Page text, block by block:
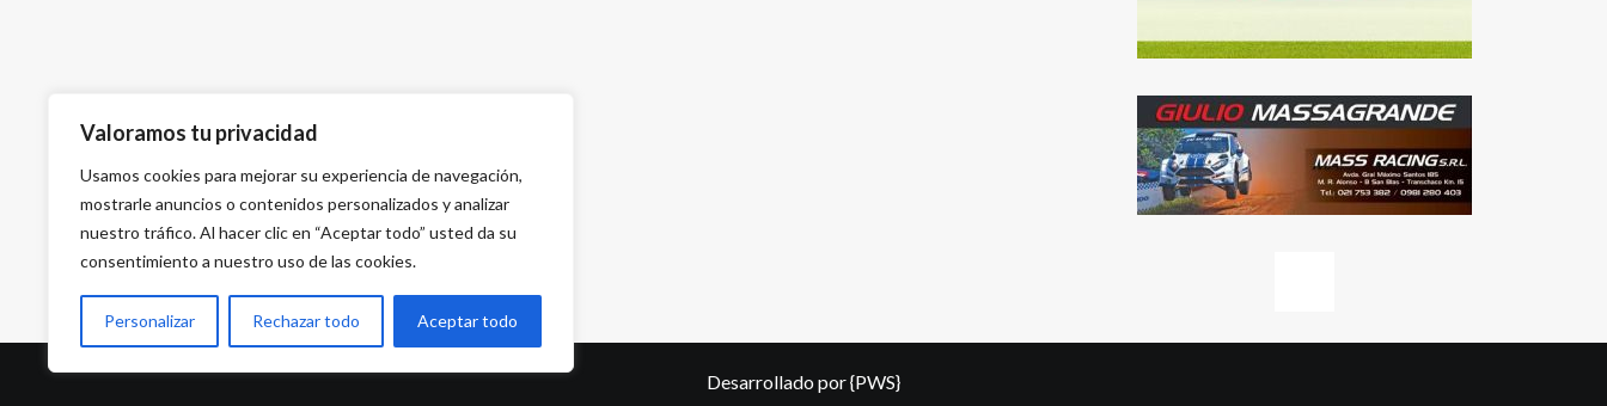
Valoramos tu privacidad
Usamos cookies para mejorar su experiencia de navegación,
mostrarle anuncios o contenidos personalizados y analizar
nuestro tráfico. Al hacer clic en “Aceptar todo” usted da su
consentimiento a nuestro uso de las cookies.
Personalizar Rechazar todo Aceptar todo
Desarrollado por{PWS}